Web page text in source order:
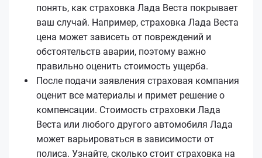
понять, как страховка Лада Веста покрывает
ваш случай. Например, страховка Лада Веста
цена может зависеть от повреждений и
обстоятельств аварии, поэтому важно
правильно оценить стоимость ущерба.
После подачи заявления страховая компания
оценит все материалы и примет решение о
компенсации. Стоимость страховки Лада
Веста или любого другого автомобиля Лада
может варьироваться в зависимости от
полиса. Узнайте, сколько стоит страховка на